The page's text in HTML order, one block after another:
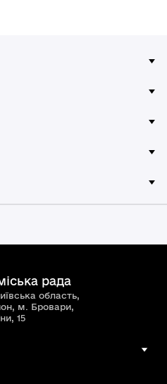
рада
область,
м. Бровари,
15